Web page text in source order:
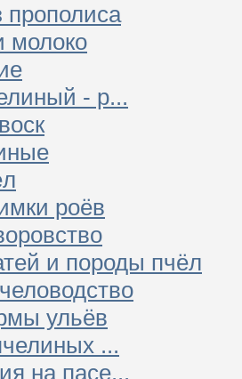
прополиса
молоко
- р...
роёв
и породы пчёл
ульёв
...
на пасе...